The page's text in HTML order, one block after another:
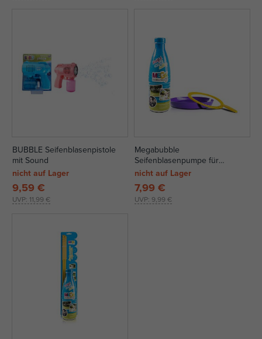
BUBBLE Seifenblasenpistole
mit Sound
nicht auf Lager
UVP: 11,99 €
9,59 €
Megabubble
Seifenblasenpumpe für
Riesenseifenblasen 1 l + großer
Ring
nicht auf Lager
UVP: 9,99 €
7,99 €